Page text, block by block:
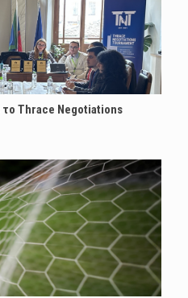
Thrace Negotiations